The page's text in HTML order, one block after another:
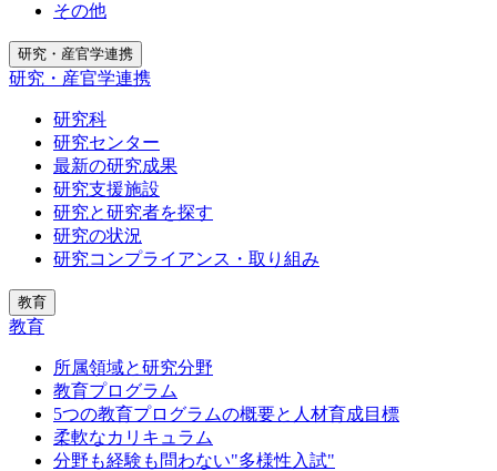
その他
研究・産官学連携
研究・産官学連携
研究科
研究センター
最新の研究成果
研究支援施設
研究と研究者を探す
研究の状況
研究コンプライアンス・取り組み
教育
教育
所属領域と研究分野
教育プログラム
5つの教育プログラムの概要と人材育成目標
柔軟なカリキュラム
分野も経験も問わない"多様性入試"